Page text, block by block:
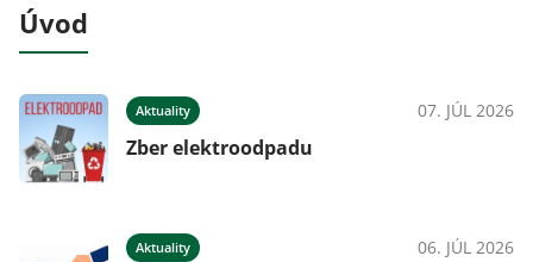
Úvod
Aktuality 07. JÚL 2026
Zber elektroodpadu
Aktuality 06. JÚL 2026